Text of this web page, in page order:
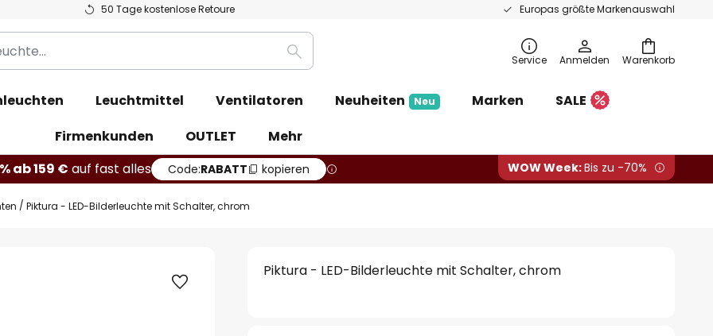
50 Tage kostenlose Retoure Europas größte Markenauswahl
Warenkorb
Suche Service Anmelden
Leuchtmittel Ventilatoren Neuheiten Neu Marken
SALE
Firmenkunden
OUTLET
Mehr
ab 159 € auf fast alles Code:RABATT kopieren WOW Week:Bis zu -70%
Piktura - LED-Bilderleuchte mit Schalter, chrom
Piktura - LED-Bilderleuchte mit Schalter, chrom